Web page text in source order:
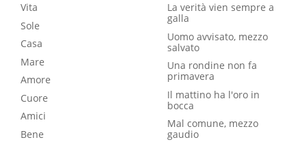
Vita
Sole
Casa
Mare
Amore
Cuore
Amici
Bene
La verità vien sempre a
galla
Uomo avvisato, mezzo
salvato
Una rondine non fa
primavera
Il mattino ha l'oro in
bocca
Mal comune, mezzo
gaudio